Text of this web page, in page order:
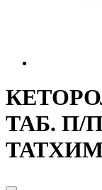
ТАБ. П/